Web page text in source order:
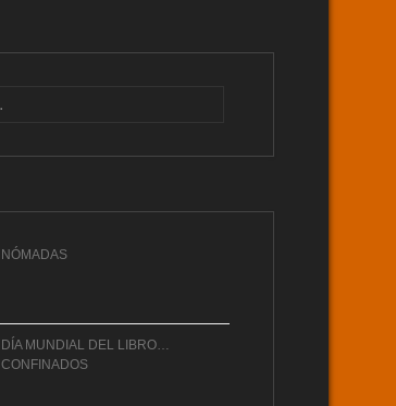
NÓMADAS
DÍA MUNDIAL DEL LIBRO…
CONFINADOS